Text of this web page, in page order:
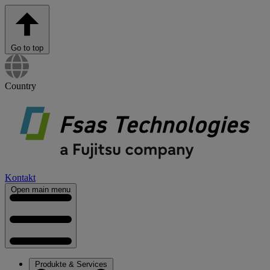
Go to top
Country
Kontakt
Open main menu
Produkte & Services